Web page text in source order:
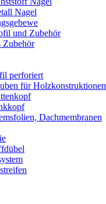
Nagel
und Zubehör
Zubehör
perforiert
für Holzkonstruktionen
Dachmembranen